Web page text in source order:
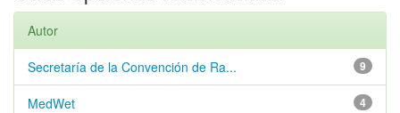
Autor
9
Secretaría de la Convención de Ra...
4
MedWet